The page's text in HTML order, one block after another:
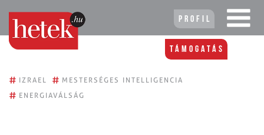
Profil
Támogatás
# IZRAEL # MESTERSÉGES INTELLIGENCIA
# ENERGIAVÁLSÁG